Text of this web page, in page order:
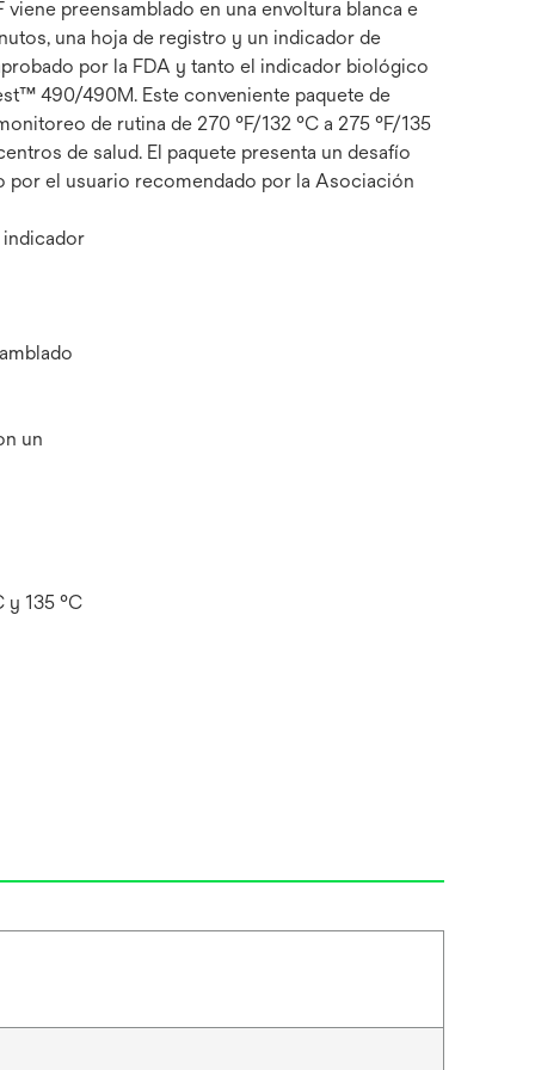
preensamblado en una envoltura blanca e
una hoja de registro y un indicador de
por la FDA y tanto el indicador biológico
490/490M. Este conveniente paquete de
de rutina de 270 °F/132 °C a 275 °F/135
de salud. El paquete presenta un desafío
por el usuario recomendado por la Asociación
indicador
un
y 135 °C